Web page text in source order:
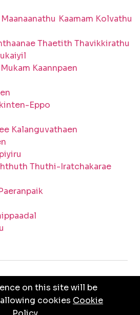
Kaamam Kolvathu
Thaetith Thavikkirathu
Kaannpaen
Eppo
Kalanguvathaen
Thuthi-Iratchakarae
TERMS & CONDITIONS
on this site will be
cookies Cookie